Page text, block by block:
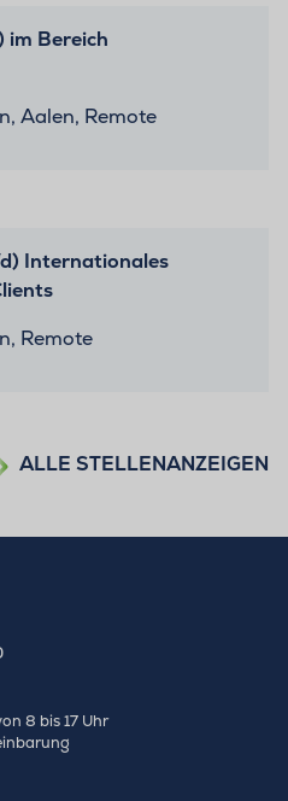
Bereich
Aalen, Remote
Internationales
Remote
ALLE STELLENANZEIGEN
8 bis 17 Uhr